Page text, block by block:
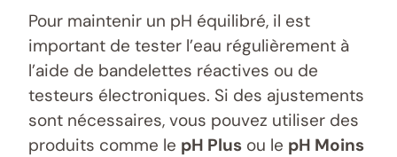
Pour maintenir un pH équilibré, il est
important de tester l’eau régulièrement à
l’aide de bandelettes réactives ou de
testeurs électroniques. Si des ajustements
sont nécessaires, vous pouvez utiliser des
produits comme le pH Plus ou le pH Moins